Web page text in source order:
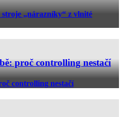
„nárazníky“ z vlnité
proč controlling nestačí
controlling nestačí